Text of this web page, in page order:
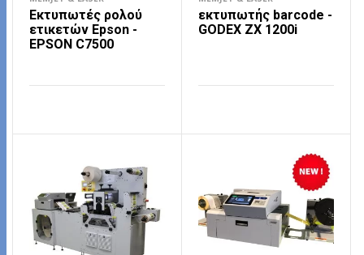
Εκτυπωτές ρολού
ετικετών Epson -
EPSON C7500
εκτυπωτής barcode -
GODEX ZX 1200i